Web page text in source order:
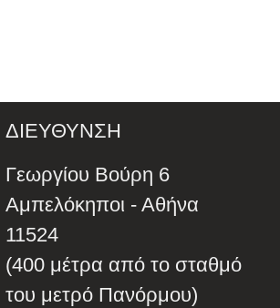
ΔΙΕΥΘΥΝΣΗ
Γεωργίου Βούρη 6
Αμπελόκηποι - Αθήνα
11524
(400 μέτρα από το σταθμό
του μετρό Πανόρμου)